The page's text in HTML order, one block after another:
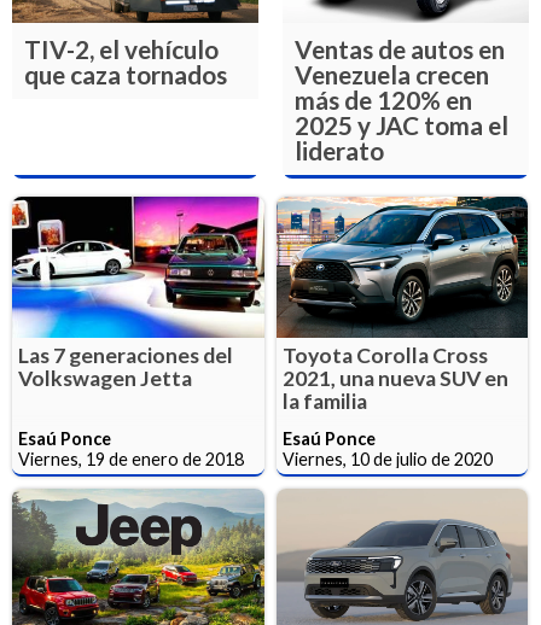
TIV-2, el vehículo
que caza tornados
Ventas de autos en
Venezuela crecen
más de 120% en
2025 y JAC toma el
liderato
Las 7 generaciones del
Volkswagen Jetta
Esaú Ponce
Viernes, 19 de enero de 2018
Toyota Corolla Cross
2021, una nueva SUV en
la familia
Esaú Ponce
Viernes, 10 de julio de 2020